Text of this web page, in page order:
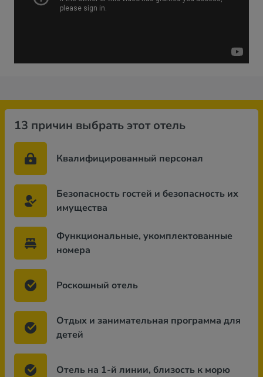
13 причин выбрать этот отель
Квалифицированный персонал
Безопасность гостей и безопасность их
имущества
Функциональные, укомплектованные
номера
Роскошный отель
Отдых и занимательная программа для
детей
Отель на 1-й линии, близость к морю